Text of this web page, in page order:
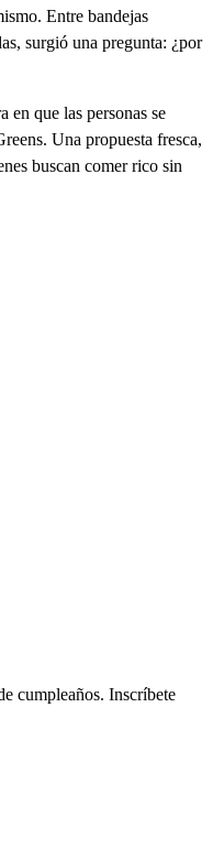
Entre bandejas
surgió una pregunta: ¿por
en que las personas se
Una propuesta fresca,
buscan comer rico sin
cumpleaños. Inscríbete